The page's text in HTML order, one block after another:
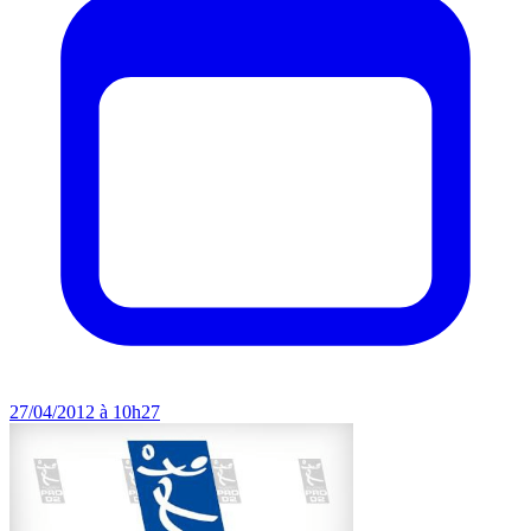
27/04/2012 à 10h27